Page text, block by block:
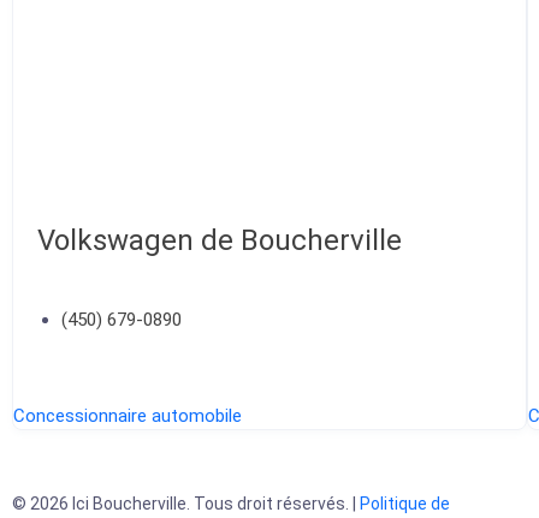
Volkswagen de Boucherville
(450) 679-0890
Concessionnaire automobile
© 2026 Ici Boucherville. Tous droit réservés. |
Politique de